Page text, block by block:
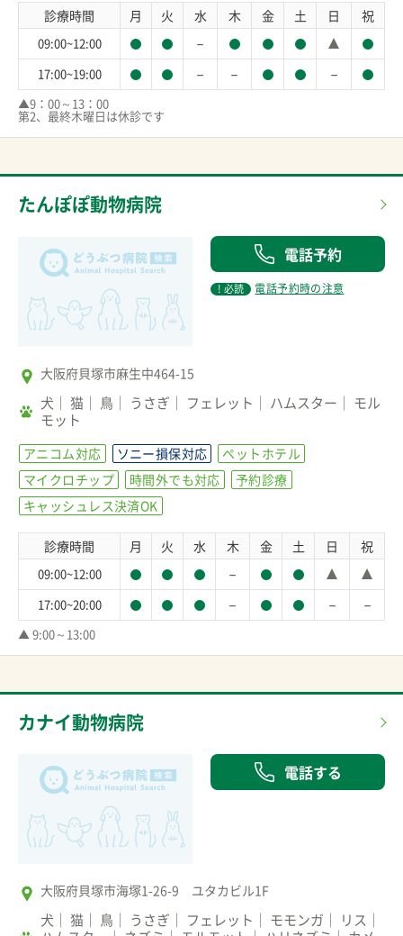
診療時間 月 火 水 木 金 土 日 祝
09:00~12:00 －
17:00~19:00 － － －
▲9：00～13：00
第2、最終木曜日は休診です
たんぽぽ動物病院
電話予約
! 必読 電話予約時の注意
大阪府貝塚市麻生中464-15
犬 猫 鳥 うさぎ フェレット ハムスター
モル
モット
アニコム対応 ソニー損保対応
ペットホテル
マイクロチップ
時間外でも対応
予約診療
キャッシュレス決済OK
診療時間 月 火 水 木 金 土 日 祝
09:00~12:00 －
17:00~20:00 － － －
▲ 9:00～13:00
カナイ動物病院
電話する
大阪府貝塚市海塚1-26-9 ユタカビル1F
犬 猫 鳥 うさぎ フェレット モモンガ
リス